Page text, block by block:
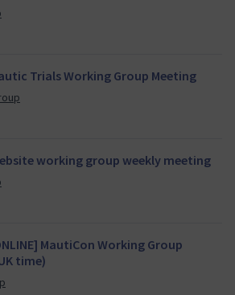
Trials Working Group Meeting
working group weekly meeting
MautiCon Working Group
time)